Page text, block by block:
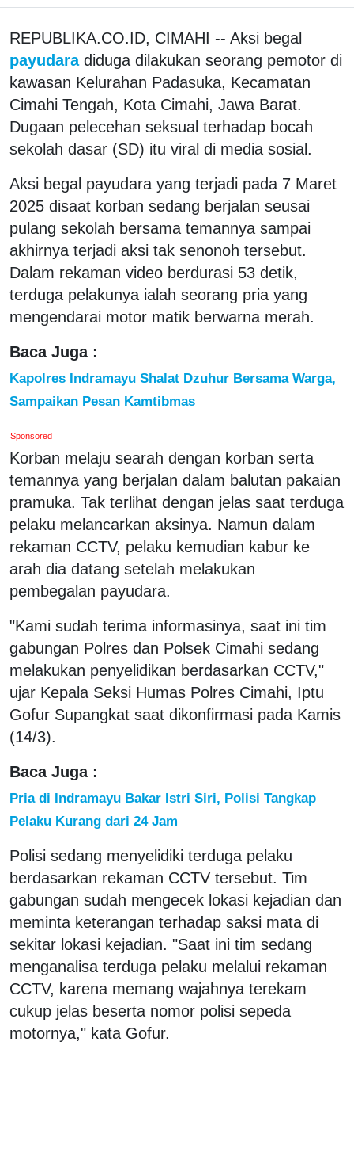
REPUBLIKA.CO.ID, CIMAHI -- Aksi begal
payudara diduga dilakukan seorang pemotor di
kawasan Kelurahan Padasuka, Kecamatan
Cimahi Tengah, Kota Cimahi, Jawa Barat.
Dugaan pelecehan seksual terhadap bocah
sekolah dasar (SD) itu viral di media sosial.
Aksi begal payudara yang terjadi pada 7 Maret
2025 disaat korban sedang berjalan seusai
pulang sekolah bersama temannya sampai
akhirnya terjadi aksi tak senonoh tersebut.
Dalam rekaman video berdurasi 53 detik,
terduga pelakunya ialah seorang pria yang
mengendarai motor matik berwarna merah.
Baca Juga :
Kapolres Indramayu Shalat Dzuhur Bersama Warga,
Sampaikan Pesan Kamtibmas
Sponsored
Korban melaju searah dengan korban serta
temannya yang berjalan dalam balutan pakaian
pramuka. Tak terlihat dengan jelas saat terduga
pelaku melancarkan aksinya. Namun dalam
rekaman CCTV, pelaku kemudian kabur ke
arah dia datang setelah melakukan
pembegalan payudara.
"Kami sudah terima informasinya, saat ini tim
gabungan Polres dan Polsek Cimahi sedang
melakukan penyelidikan berdasarkan CCTV,"
ujar Kepala Seksi Humas Polres Cimahi, Iptu
Gofur Supangkat saat dikonfirmasi pada Kamis
(14/3).
Baca Juga :
Pria di Indramayu Bakar Istri Siri, Polisi Tangkap
Pelaku Kurang dari 24 Jam
Polisi sedang menyelidiki terduga pelaku
berdasarkan rekaman CCTV tersebut. Tim
gabungan sudah mengecek lokasi kejadian dan
meminta keterangan terhadap saksi mata di
sekitar lokasi kejadian. "Saat ini tim sedang
menganalisa terduga pelaku melalui rekaman
CCTV, karena memang wajahnya terekam
cukup jelas beserta nomor polisi sepeda
motornya," kata Gofur.